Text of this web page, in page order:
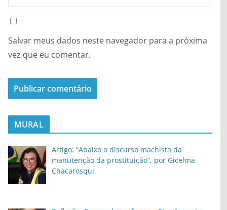
Salvar meus dados neste navegador para a próxima
vez que eu comentar.
MURAL
Artigo: “Abaixo o discurso machista da
manutenção da prostituição”, por Gicelma
Chacarosqui